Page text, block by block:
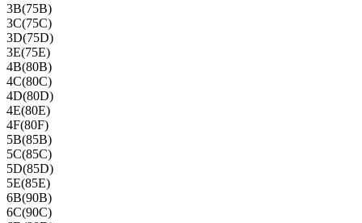
3B(75B)
3C(75C)
3D(75D)
3E(75E)
4B(80B)
4C(80C)
4D(80D)
4E(80E)
4F(80F)
5B(85B)
5C(85C)
5D(85D)
5E(85E)
6B(90B)
6C(90C)